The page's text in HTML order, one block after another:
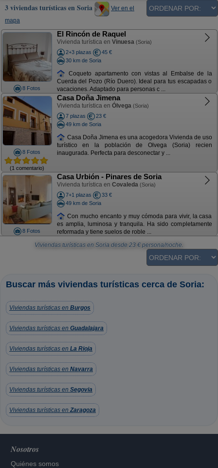
3 viviendas turísticas en Soria
Ver en el
mapa
8 Fotos
El Rincón de Raquel
Vivienda turística en Vinuesa (Soria)
2+3 plazas
45 €
30 km de Soria
Coqueto apartamento con vistas al Embalse de la
Cuerda del Pozo (Río Duero). Ideal para tus escapadas o
vacaciones. Adaptado para personas c ...
8 Fotos
(1 comentario)
Casa Doña Jimena
Vivienda turística en Ólvega (Soria)
7 plazas
23 €
49 km de Soria
Casa Doña Jimena es una acogedora Vivienda de uso
turístico en la población de Olvega (Soria) recien
inaugurada. Perfecta para desconectar y ...
8 Fotos
Casa Urbión - Pinares de Soria
Vivienda turística en Covaleda (Soria)
7+1 plazas
33 €
49 km de Soria
Con mucho encanto y muy cómoda para vivir, la casa
es amplia, luminosa y tranquila. Ha sido completamente
reformada y tiene suelos de roble ...
Viviendas turísticas en Soria desde 23 € persona/noche.
Buscar más viviendas turísticas cerca de Soria:
Viviendas turísticas en Burgos
Viviendas turísticas en Guadalajara
Viviendas turísticas en La Rioja
Viviendas turísticas en Navarra
Viviendas turísticas en Segovia
Viviendas turísticas en Zaragoza
Nosotros
Quiénes somos